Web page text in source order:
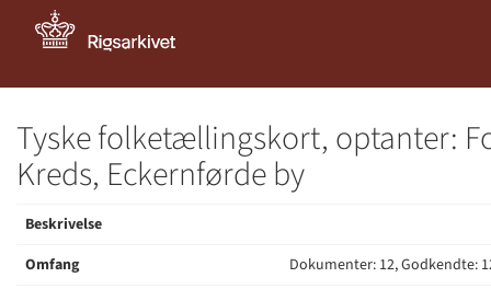
Tyske folketællingskort, optanter:
Kreds, Eckernførde by
Beskrivelse
Omfang
Dokumenter: 12, Godkendte: